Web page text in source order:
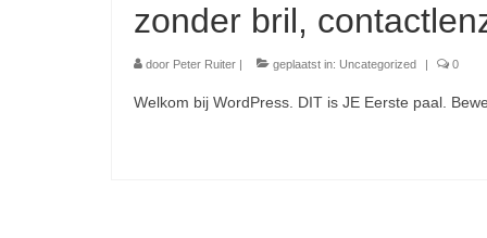
zonder bril,
door Peter Ruiter | geplaatst in: Uncategorized | 0
Welkom bij WordPress. DIT is JE Eerste paal.